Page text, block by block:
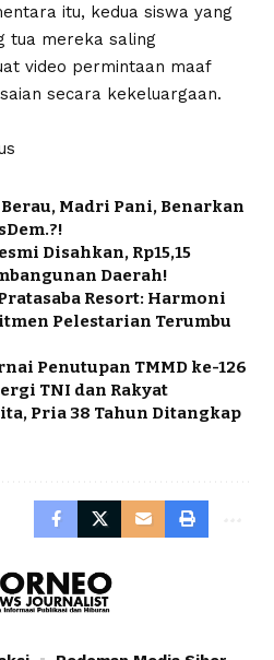
itu, kedua siswa yang
tua mereka saling
video permintaan maaf
secara kekeluargaan.
Berau, Madri Pani, Benarkan
Disahkan, Rp15,15
Daerah!
Resort: Harmoni
Pelestarian Terumbu
Penutupan TMMD ke-126
TNI dan Rakyat
Pria 38 Tahun Ditangkap